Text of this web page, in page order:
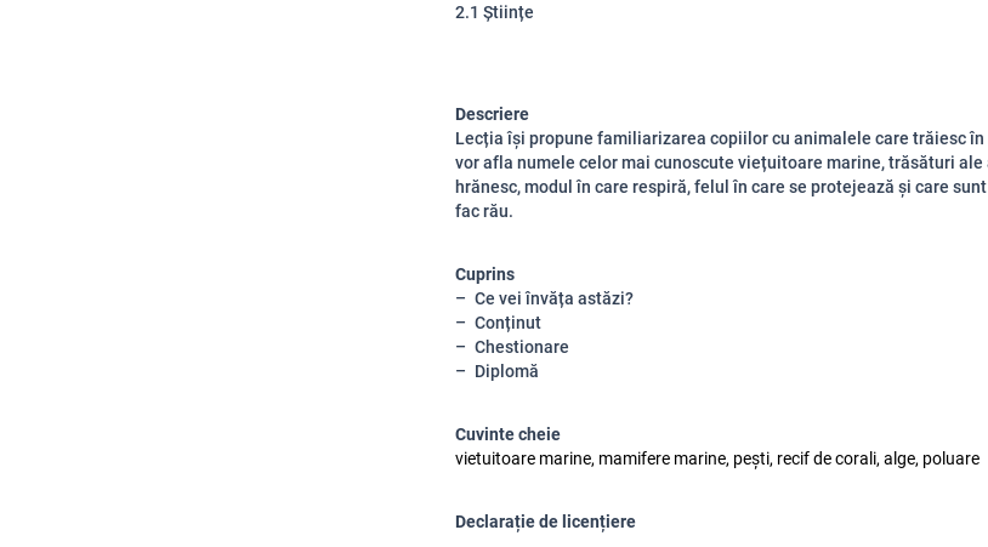
2.1 Științe
Descriere
Lecția își propune familiarizarea copiilor cu animalele care trăiesc în
vor afla numele celor mai cunoscute viețuitoare marine, trăsături ale
hrănesc, modul în care respiră, felul în care se protejează și care
fac rău.
Cuprins
Ce vei învăța astăzi?
Conținut
Chestionare
Diplomă
Cuvinte cheie
vietuitoare marine, mamifere marine, pești, recif de corali, alge, poluare
Declarație de licențiere